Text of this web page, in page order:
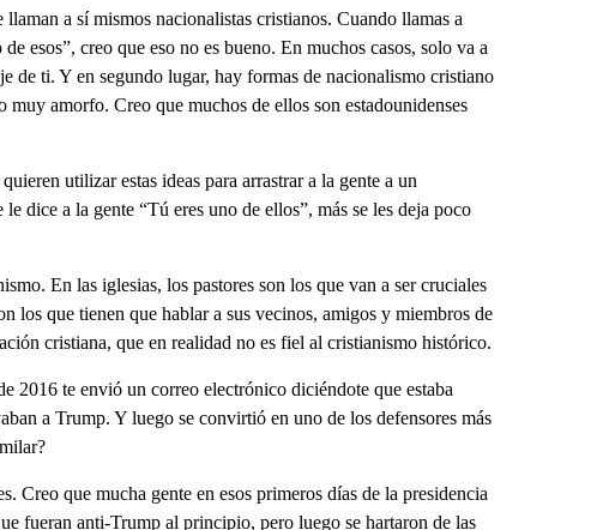
a sí mismos nacionalistas cristianos. Cuando llamas a
esos”, creo que eso no es bueno. En muchos casos, solo va a
de ti. Y en segundo lugar, hay formas de nacionalismo cristiano
muy amorfo. Creo que muchos de ellos son estadounidenses
utilizar estas ideas para arrastrar a la gente a un
dice a la gente “Tú eres uno de ellos”, más se les deja poco
En las iglesias, los pastores son los que van a ser cruciales
los que tienen que hablar a sus vecinos, amigos y miembros de
cristiana, que en realidad no es fiel al cristianismo histórico.
2016 te envió un correo electrónico diciéndote que estaba
a Trump. Y luego se convirtió en uno de los defensores más
Creo que mucha gente en esos primeros días de la presidencia
fueran anti-Trump al principio, pero luego se hartaron de las